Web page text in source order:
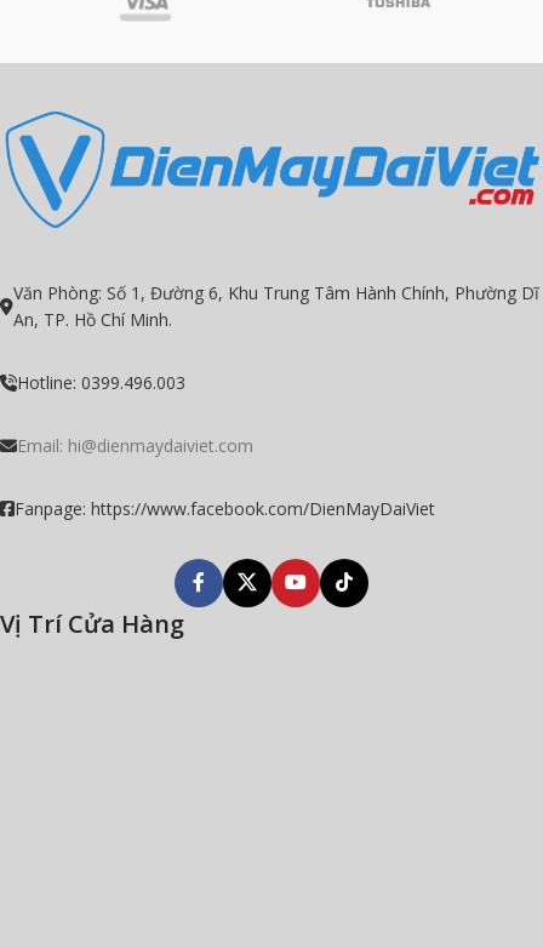
năng cực hay
Quantum Dot hơn một tỷ màu sắc
AMD FreeSync cho trải nghiệm liền
mạch nhất
Hệ điều hành Google TV nhiều tính
Công nghệ âm thanh Dolby Audio
Văn Phòng: Số 1, Đường 6, Khu Trung Tâm Hành Chính, Phường Dĩ
An, TP. Hồ Chí Minh.
Hotline: 0399.496.003
Email: hi@dienmaydaiviet.com
Fanpage: https://www.facebook.com/DienMayDaiViet
Vị Trí Cửa Hàng